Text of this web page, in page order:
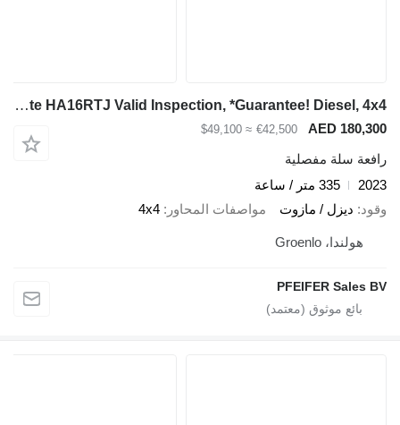
Haulotte HA16RTJ Valid Inspection, *Guarantee! Diesel, 4x4
AED 180,300
€42,500
≈ $49,100
رافعة سلة مفصلية
2023
335 متر / ساعة
وقود ديزل / مازوت مواصفات المحاور 4x4
هولندا، Groenlo
PFEIFER Sales BV